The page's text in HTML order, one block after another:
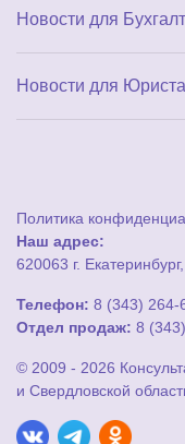
Новости для
Новости для
Политика
Наш адрес:
620063 г.
Телефон: 8 (343) 264-
Отдел продаж: 8
© 2009 - 2026
и Свердловской